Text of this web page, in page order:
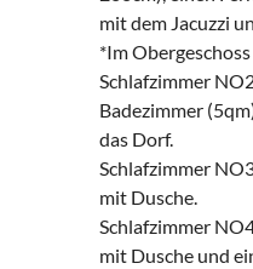
mit dem Jacuzzi
*Im
Schlafzimmer
Badezimmer
das Dorf.
Schlafzimmer
mit Dusche.
Schlafzimmer
mit Dusche und